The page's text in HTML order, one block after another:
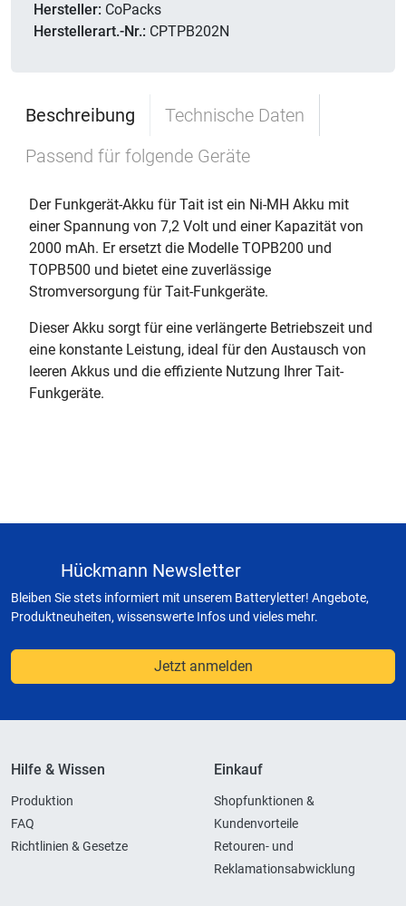
Hersteller: CoPacks
Herstellerart.-Nr.: CPTPB202N
Beschreibung
Technische Daten
Passend für folgende Geräte
Der Funkgerät-Akku für Tait ist ein Ni-MH Akku mit
einer Spannung von 7,2 Volt und einer Kapazität von
2000 mAh. Er ersetzt die Modelle TOPB200 und
TOPB500 und bietet eine zuverlässige
Stromversorgung für Tait-Funkgeräte.
Dieser Akku sorgt für eine verlängerte Betriebszeit und
eine konstante Leistung, ideal für den Austausch von
leeren Akkus und die effiziente Nutzung Ihrer Tait-
Funkgeräte.
Hückmann Newsletter
Bleiben Sie stets informiert mit unserem Batteryletter! Angebote,
Produktneuheiten, wissenswerte Infos und vieles mehr.
Jetzt anmelden
Hilfe & Wissen
Produktion
FAQ
Richtlinien & Gesetze
Einkauf
Shopfunktionen &
Kundenvorteile
Retouren- und
Reklamationsabwicklung